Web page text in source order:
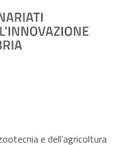
e dell’agricoltura